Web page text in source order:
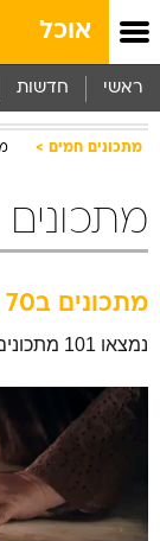
אוכל
ראשי חדשות
מתכונים חמים
מתכונים
מתכונים ב70 דקות
נמצאו 101 מתכונים